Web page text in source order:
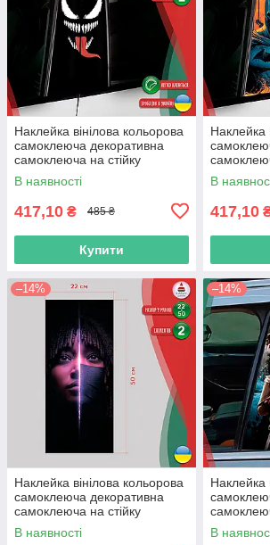
Наклейка вінілова кольорова
самоклеюча декоративна
самоклеюча на стійку
автомобіля «Веном» з
Оракалу
В наявності
417,10 ₴ 485 ₴
Купити
Наклейка
Оракалу
В
417,10
–14%
Наклейка вінілова кольорова
самоклеюча декоративна
самоклеюча на стійку
автомобіля «Амандла
Стенберг» з Оракалу
В наявності
–14%
Наклейка
з Оракалу
В